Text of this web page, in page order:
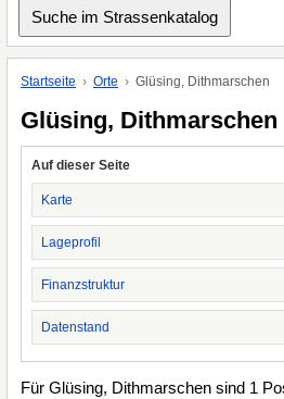
Startseite Orte Glüsing, Dithmarschen
Glüsing, Dithmarschen
Auf dieser Seite
Karte
Lageprofil
Finanzstruktur
Datenstand
Für Glüsing, Dithmarschen sind 1